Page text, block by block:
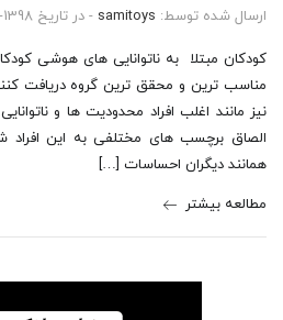
ارسال شده توسط: samitoys - در تاریخ 1398-01-23
کودکان مبتلا به ناتوانایی های هوشی
مناسب ترین و محقق ترین گروه دریافت
نیز مانند اغلب افراد محدودیت ها و
الصاق برچسب های مختلفی به این افراد
همانند دیگران احساسات […]
مطالعه بیشتر